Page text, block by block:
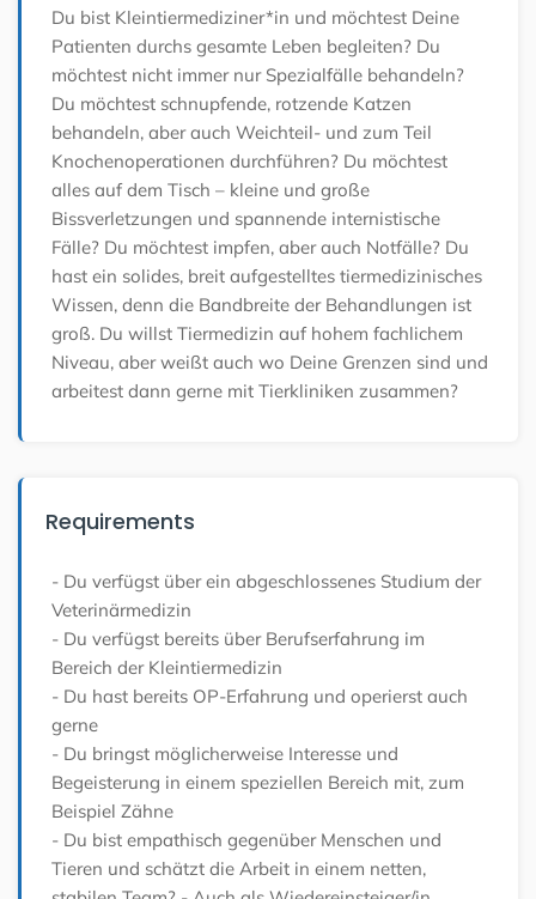
Du bist Kleintiermediziner*in und möchtest Deine
Patienten durchs gesamte Leben begleiten? Du
möchtest nicht immer nur Spezialfälle behandeln?
Du möchtest schnupfende, rotzende Katzen
behandeln, aber auch Weichteil- und zum Teil
Knochenoperationen durchführen? Du möchtest
alles auf dem Tisch – kleine und große
Bissverletzungen und spannende internistische
Fälle? Du möchtest impfen, aber auch Notfälle? Du
hast ein solides, breit aufgestelltes tiermedizinisches
Wissen, denn die Bandbreite der Behandlungen ist
groß. Du willst Tiermedizin auf hohem fachlichem
Niveau, aber weißt auch wo Deine Grenzen sind und
arbeitest dann gerne mit Tierkliniken zusammen?
Requirements
- Du verfügst über ein abgeschlossenes Studium der
Veterinärmedizin
- Du verfügst bereits über Berufserfahrung im
Bereich der Kleintiermedizin
- Du hast bereits OP-Erfahrung und operierst auch
gerne
- Du bringst möglicherweise Interesse und
Begeisterung in einem speziellen Bereich mit, zum
Beispiel Zähne
- Du bist empathisch gegenüber Menschen und
Tieren und schätzt die Arbeit in einem netten,